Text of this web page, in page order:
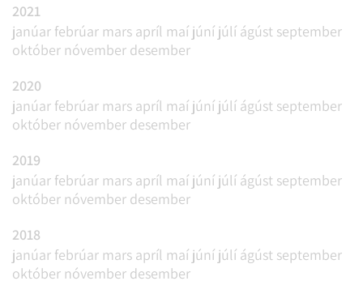
2021
janúar febrúar mars apríl maí júní júlí ágúst september
október nóvember desember
2020
janúar febrúar mars apríl maí júní júlí ágúst september
október nóvember desember
2019
janúar febrúar mars apríl maí júní júlí ágúst september
október nóvember desember
2018
janúar febrúar mars apríl maí júní júlí ágúst september
október nóvember desember